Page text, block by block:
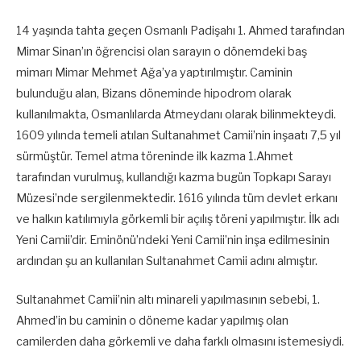
14 yaşında tahta geçen Osmanlı Padişahı 1. Ahmed tarafından
Mimar Sinan’ın öğrencisi olan sarayın o dönemdeki baş
mimarı Mimar Mehmet Ağa’ya yaptırılmıştır. Caminin
bulunduğu alan, Bizans döneminde hipodrom olarak
kullanılmakta, Osmanlılarda Atmeydanı olarak bilinmekteydi.
1609 yılında temeli atılan Sultanahmet Camii’nin inşaatı 7,5 yıl
sürmüştür. Temel atma töreninde ilk kazma 1.Ahmet
tarafından vurulmuş, kullandığı kazma bugün Topkapı Sarayı
Müzesi’nde sergilenmektedir. 1616 yılında tüm devlet erkanı
ve halkın katılımıyla görkemli bir açılış töreni yapılmıştır. İlk adı
Yeni Camii’dir. Eminönü’ndeki Yeni Camii’nin inşa edilmesinin
ardından şu an kullanılan Sultanahmet Camii adını almıştır.
Sultanahmet Camii’nin altı minareli yapılmasının sebebi, 1.
Ahmed’in bu caminin o döneme kadar yapılmış olan
camilerden daha görkemli ve daha farklı olmasını istemesiydi.